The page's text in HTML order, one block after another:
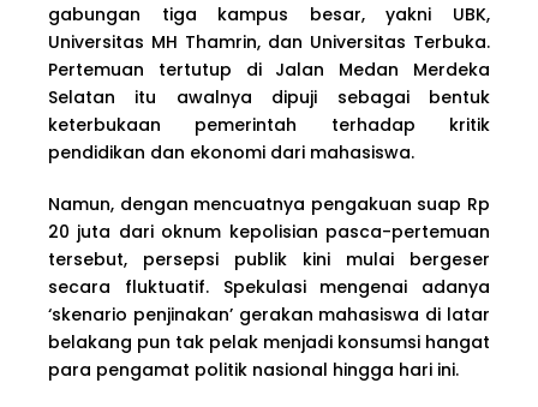
gabungan tiga kampus besar, yakni UBK,
Universitas MH Thamrin, dan Universitas Terbuka.
Pertemuan tertutup di Jalan Medan Merdeka
Selatan itu awalnya dipuji sebagai bentuk
keterbukaan pemerintah terhadap kritik
pendidikan dan ekonomi dari mahasiswa.
Namun, dengan mencuatnya pengakuan suap Rp
20 juta dari oknum kepolisian pasca-pertemuan
tersebut, persepsi publik kini mulai bergeser
secara fluktuatif. Spekulasi mengenai adanya
‘skenario penjinakan’ gerakan mahasiswa di latar
belakang pun tak pelak menjadi konsumsi hangat
para pengamat politik nasional hingga hari ini.